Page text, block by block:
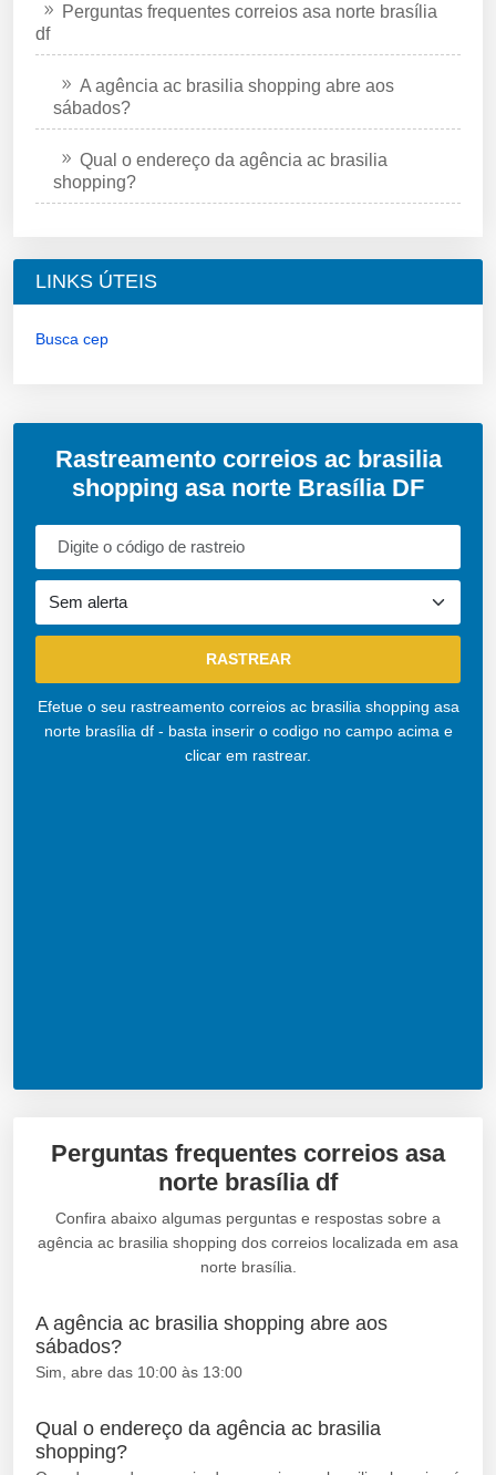
Perguntas frequentes correios asa norte brasília
df
A agência ac brasilia shopping abre aos
sábados?
Qual o endereço da agência ac brasilia
shopping?
LINKS ÚTEIS
Busca cep
Rastreamento correios ac brasilia
shopping asa norte Brasília DF
Efetue o seu rastreamento correios ac brasilia shopping asa
norte brasília df - basta inserir o codigo no campo acima e
clicar em rastrear.
Perguntas frequentes correios asa
norte brasília df
Confira abaixo algumas perguntas e respostas sobre a
agência ac brasilia shopping dos correios localizada em asa
norte brasília.
A agência ac brasilia shopping abre aos
sábados?
Sim, abre das 10:00 às 13:00
Qual o endereço da agência ac brasilia
shopping?